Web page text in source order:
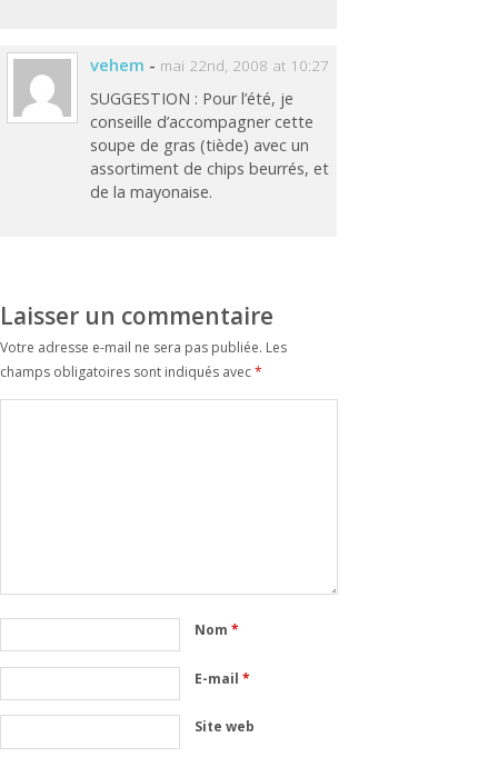
vehem - mai 22nd, 2008 at 10:27
SUGGESTION : Pour l’été, je
conseille d’accompagner cette
soupe de gras (tiède) avec un
assortiment de chips beurrés, et
de la mayonaise.
Laisser un commentaire
Votre adresse e-mail ne sera pas publiée. Les
champs obligatoires sont indiqués avec*
Nom*
E-mail*
Site web